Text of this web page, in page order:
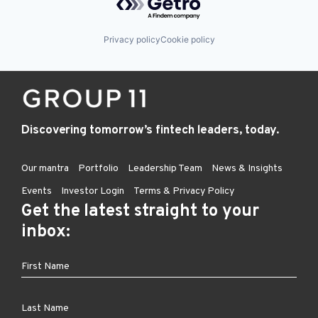
Privacy policyCookie policy
Discovering tomorrow’s fintech leaders, today.
Our mantra Portfolio Leadership Team
News & Insights
Events
Investor Login Terms & Privacy Policy
Get the latest straight to your
inbox: